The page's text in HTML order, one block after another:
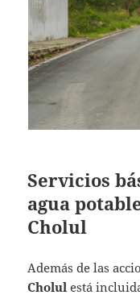
Servicios
agua
Cholul
Además de las
Cholul está